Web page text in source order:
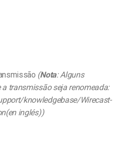
(Nota: Alguns
transmissão seja renomeada:
knowledgebase/Wirecast-
inglés))